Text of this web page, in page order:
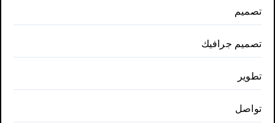
تصميم
تصميم جرافيك
تطوير
تواصل